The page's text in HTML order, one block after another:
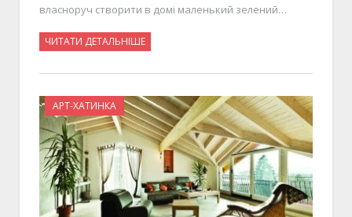
власноруч створити в домі маленький зелений…
ЧИТАТИ ДЕТАЛЬНІШЕ
АРТ-ХАТИНКА